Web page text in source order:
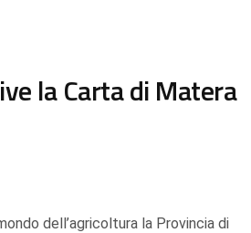
la Carta di Matera
dell’agricoltura la Provincia di